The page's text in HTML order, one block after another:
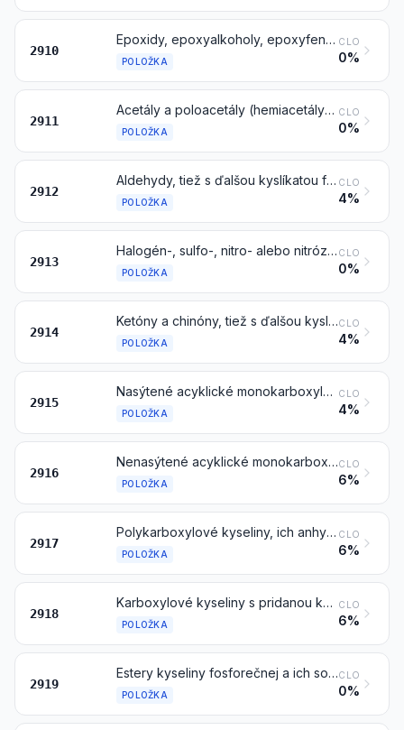
2910
Epoxidy, epoxyalkoholy, epoxyfenoly a epoxyétery, s trojčlenným kruhom a ich halogén-, sulfo-, nitro- alebo nitrózoderiváty
POLOŽKA
CLO
0%
2911
Acetály a poloacetály (hemiacetály), tiež s ďalšou kyslíkatou funkciou, a ich halogén-, sulfo-, nitro- alebo nitrózoderiváty
POLOŽKA
CLO
0%
2912
Aldehydy, tiež s ďalšou kyslíkatou funkciou; cyklické polyméry aldehydov; paraformaldehyd
POLOŽKA
CLO
4%
2913
Halogén-, sulfo-, nitro- alebo nitrózoderiváty výrobkov položky 2912
POLOŽKA
CLO
0%
2914
Ketóny a chinóny, tiež s ďalšou kyslíkatou funkciou, a ich halogén-, sulfo-, nitro- alebo nitrózoderiváty
POLOŽKA
CLO
4%
2915
Nasýtené acyklické monokarboxylové kyseliny a ich anhydridy, halogenidy, peroxidy a peroxokyseliny; ich halogén-, sulfo-, nitro- alebo nitrózoderiváty
POLOŽKA
CLO
4%
2916
Nenasýtené acyklické monokarboxylové kyseliny, cyklické monokarboxylové kyseliny, ich anhydridy, halogenidy, peroxidy a peroxokyseliny; ich halogén-, sulfo-, nitro- alebo nitrózoderiváty
POLOŽKA
CLO
6%
2917
Polykarboxylové kyseliny, ich anhydridy, halogenidy, peroxidy a peroxokyseliny; ich halogén-, sulfo-, nitro- alebo nitrózoderiváty
POLOŽKA
CLO
6%
2918
Karboxylové kyseliny s pridanou kyslíkatou funkciou a ich anhydridy, halogenidy, peroxidy a peroxokyseliny; ich halogén-, sulfo-, nitro- alebo nitrózoderiváty
POLOŽKA
CLO
6%
2919
Estery kyseliny fosforečnej a ich soli, vrátane laktofosfátov; ich halogén-, sulfo-, nitro- alebo nitrózoderiváty
POLOŽKA
CLO
0%